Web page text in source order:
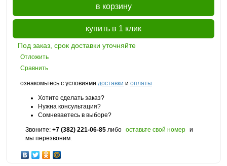
в корзину
купить в 1 клик
Под заказ, срок доставки уточняйте
Отложить
Сравнить
ознакомьтесь с условиями доставки и оплаты
Хотите сделать заказ?
Нужна консультация?
Сомневаетесь в выборе?
Звоните: +7 (382) 221-06-85 либо оставьте свой номер и
мы перезвоним.